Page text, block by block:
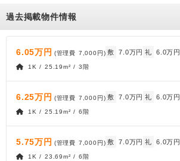
過去掲載物件情報
6.05万円 (管理費 7,000円) 敷 7.0万円 礼 6.0万円
1K / 25.19m² / 3階
6.25万円 (管理費 7,000円) 敷 7.0万円 礼 6.0万円
1K / 25.19m² / 6階
5.75万円 (管理費 7,000円) 敷 7.0万円 礼 6.0万円
1K / 23.69m² / 6階